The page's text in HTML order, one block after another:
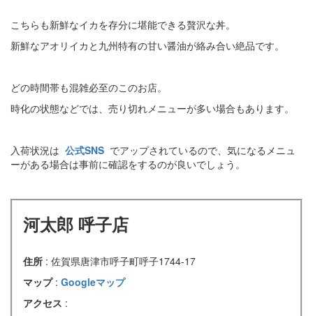
こちらも新鮮なイカを存分に堪能できる贅沢な丼。
新鮮なアオリイカと九州特有の甘い醤油が絡み合い絶品です。
どの時間帯も混雑必至のこのお店。
時化の状態などでは、売り切れメニューが多い場合もあります。
入荷状況は 公式SNS でアップされているので、気になるメニュ
ーがある場合は事前に確認をするのが良いでしょう。
河太郎 呼子店
住所 : 佐賀県唐津市呼子町呼子1744-17
マップ : Googleマップ
アクセス :